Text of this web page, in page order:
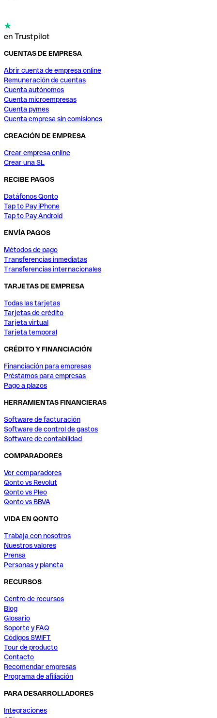
en Trustpilot
CUENTAS DE EMPRESA
Abrir cuenta de empresa online
Remuneración de cuentas
Cuenta autónomos
Cuenta microempresas
Cuenta pymes
Cuenta empresa sin comisiones
CREACIÓN DE EMPRESA
Crear empresa online
Crear una SL
RECIBE PAGOS
Datáfonos Qonto
Tap to Pay iPhone
Tap to Pay Android
ENVÍA PAGOS
Métodos de pago
Transferencias inmediatas
Transferencias internacionales
TARJETAS DE EMPRESA
Todas las tarjetas
Tarjetas de crédito
Tarjeta virtual
Tarjeta temporal
CRÉDITO Y FINANCIACIÓN
Financiación para empresas
Préstamos para empresas
Pago a plazos
HERRAMIENTAS FINANCIERAS
Software de facturación
Software de control de gastos
Software de contabilidad
COMPARADORES
Ver comparadores
Qonto vs Revolut
Qonto vs Pleo
Qonto vs BBVA
VIDA EN QONTO
Trabaja con nosotros
Nuestros valores
Prensa
Personas y planeta
RECURSOS
Centro de recursos
Blog
Glosario
Soporte y FAQ
Códigos SWIFT
Tour de producto
Contacto
Recomendar empresas
Programa de afiliación
PARA DESARROLLADORES
Integraciones